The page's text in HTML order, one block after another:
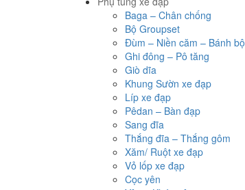
Baga – Chân chống
Bộ Groupset
Đùm – Niền căm – Bánh bộ
Ghi đông – Pô tăng
Giò dĩa
Khung Sườn xe đạp
Líp xe đạp
Pêdan – Bàn đạp
Sang đĩa
Thắng đĩa – Thắng gôm
Xăm/ Ruột xe đạp
Vỏ lốp xe đạp
Cọc yên